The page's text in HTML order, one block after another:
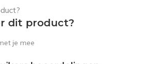
dit product?
je mee